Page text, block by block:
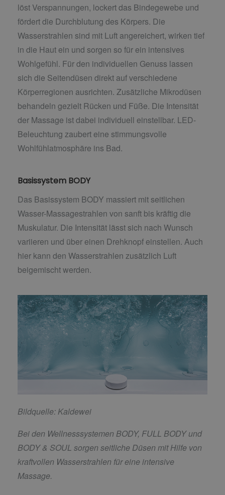
löst Verspannungen, lockert das Bindegewebe und
fördert die Durchblutung des Körpers. Die
Wasserstrahlen sind mit Luft angereichert, wirken tief
in die Haut ein und sorgen so für ein intensives
Wohlgefühl. Für den individuellen Genuss lassen
sich die Seitendüsen direkt auf verschiedene
Körperregionen ausrichten. Zusätzliche Mikrodüsen
behandeln gezielt Rücken und Füße. Die Intensität
der Massage ist dabei individuell einstellbar. LED-
Beleuchtung zaubert eine stimmungsvolle
Wohlfühlatmosphäre ins Bad.
Basissystem BODY
Das Basissystem BODY massiert mit seitlichen
Wasser-Massagestrahlen von sanft bis kräftig die
Muskulatur. Die Intensität lässt sich nach Wunsch
variieren und über einen Drehknopf einstellen. Auch
hier kann den Wasserstrahlen zusätzlich Luft
beigemischt werden.
Bildquelle: Kaldewei
Bei den Wellnesssystemen BODY, FULL BODY und
BODY & SOUL sorgen seitliche Düsen mit Hilfe von
kraftvollen Wasserstrahlen für eine intensive
Massage.